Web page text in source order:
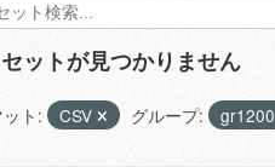
ットが見つかりません
ト: CSV グループ: gr1200